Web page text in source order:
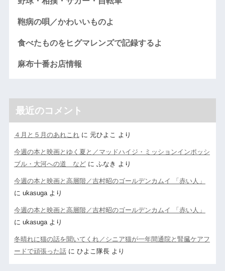
鞄病の唄／かわいいものよ
食べたものをヒグマレンズで記録するよ
麻布十番お店情報
最近のコメント
４月と５月のあれこれに 元ひよこ より
今週の本と映画とゆく夏と／マッドハイジ・ミッションインポッシ
ブル・大河への道 などに ふなき より
今週の本と映画と高層階／吉村昭のゴールデンカムイ 「赤い人」
に ukasugaより
今週の本と映画と高層階／吉村昭のゴールデンカムイ 「赤い人」
に ukasugaより
冬晴れに猫の話を聞いてくれ／シニア猫が一年間通院と腎臓ケアフ
ードで頑張った話に ひよこ隊長より